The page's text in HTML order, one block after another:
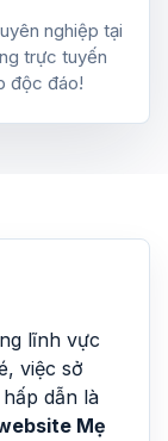
nghiệp tại
trực tuyến
độc đáo!
lĩnh vực
việc sở
dẫn là
Mẹ